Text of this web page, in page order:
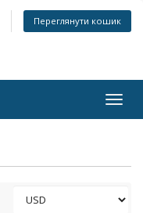
Переглянути кошик